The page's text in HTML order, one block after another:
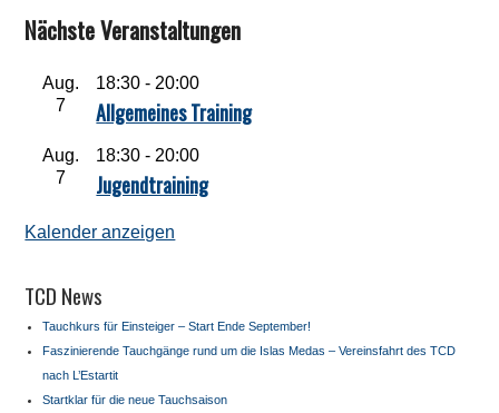
Nächste Veranstaltungen
Aug.
7
18:30 - 20:00
Allgemeines Training
Aug.
7
18:30 - 20:00
Jugendtraining
Kalender anzeigen
TCD News
Tauchkurs für Einsteiger – Start Ende September!
Faszinierende Tauchgänge rund um die Islas Medas – Vereinsfahrt des TCD
nach L’Estartit
Startklar für die neue Tauchsaison